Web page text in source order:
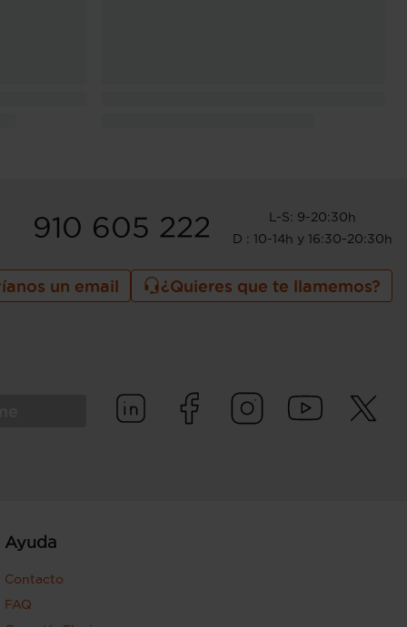
910 605 222
L-S: 9-20:30h
D : 10-14h y 16:30-20:30h
un email ¿Quieres que te llamemos?
Ayuda
Contacto
FAQ